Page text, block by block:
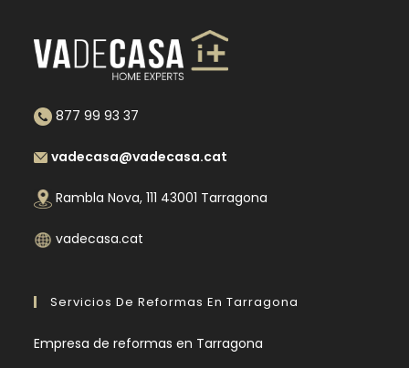
877 99 93 37
vadecasa@vadecasa.cat
Rambla Nova, 111 43001 Tarragona
vadecasa.cat
Servicios De Reformas En Tarragona
Empresa de reformas en Tarragona